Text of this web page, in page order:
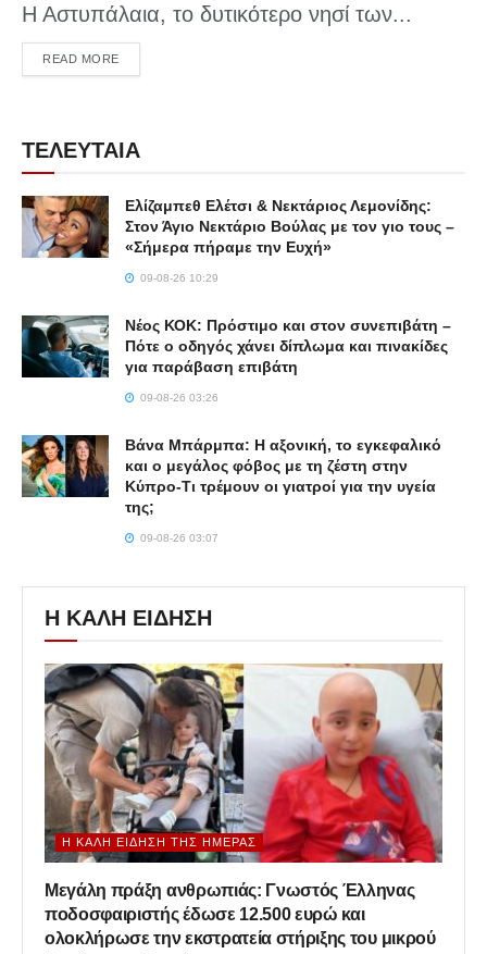
Η Αστυπάλαια, το δυτικότερο νησί των...
READ MOREDETAILS
ΤΕΛΕΥΤΑΙΑ
Ελίζαμπεθ Ελέτσι & Νεκτάριος Λεμονίδης:
Στον Άγιο Νεκτάριο Βούλας με τον γιο τους –
«Σήμερα πήραμε την Ευχή»
09-08-26 10:29
Νέος ΚΟΚ: Πρόστιμο και στον συνεπιβάτη –
Πότε ο οδηγός χάνει δίπλωμα και πινακίδες
για παράβαση επιβάτη
09-08-26 03:26
Βάνα Μπάρμπα: Η αξονική, το εγκεφαλικό
και ο μεγάλος φόβος με τη ζέστη στην
Κύπρο-Τι τρέμουν οι γιατροί για την υγεία
της;
09-08-26 03:07
Η ΚΑΛΗ ΕΙΔΗΣΗ
Η ΚΑΛΉ ΕΊΔΗΣΗ ΤΗΣ ΗΜΈΡΑΣ
Μεγάλη πράξη ανθρωπιάς: Γνωστός Έλληνας
ποδοσφαιριστής έδωσε 12.500 ευρώ και
ολοκλήρωσε την εκστρατεία στήριξης του μικρού